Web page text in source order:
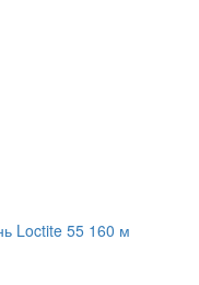
Loctite 55 160 м